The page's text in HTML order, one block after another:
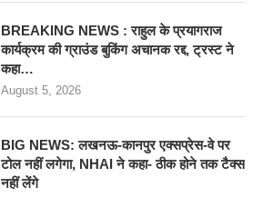
BREAKING NEWS : राहुल के प्रयागराज
कार्यक्रम की ग्राउंड बुकिंग अचानक रद्द, ट्रस्ट ने
कहा…
August 5, 2026
BIG NEWS: लखनऊ-कानपुर एक्सप्रेस-वे पर
टोल नहीं लगेगा, NHAI ने कहा- ठीक होने तक टैक्स
नहीं लेंगे